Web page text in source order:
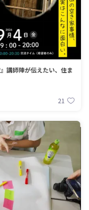
講師陣が伝えたい、住ま
21